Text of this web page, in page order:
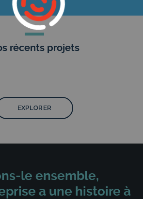
récents projets
EXPLORER
le ensemble,
a une histoire à